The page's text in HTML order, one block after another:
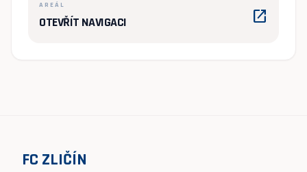
AREÁL
OTEVŘÍT NAVIGACI open_in_new
FC ZLIČÍN